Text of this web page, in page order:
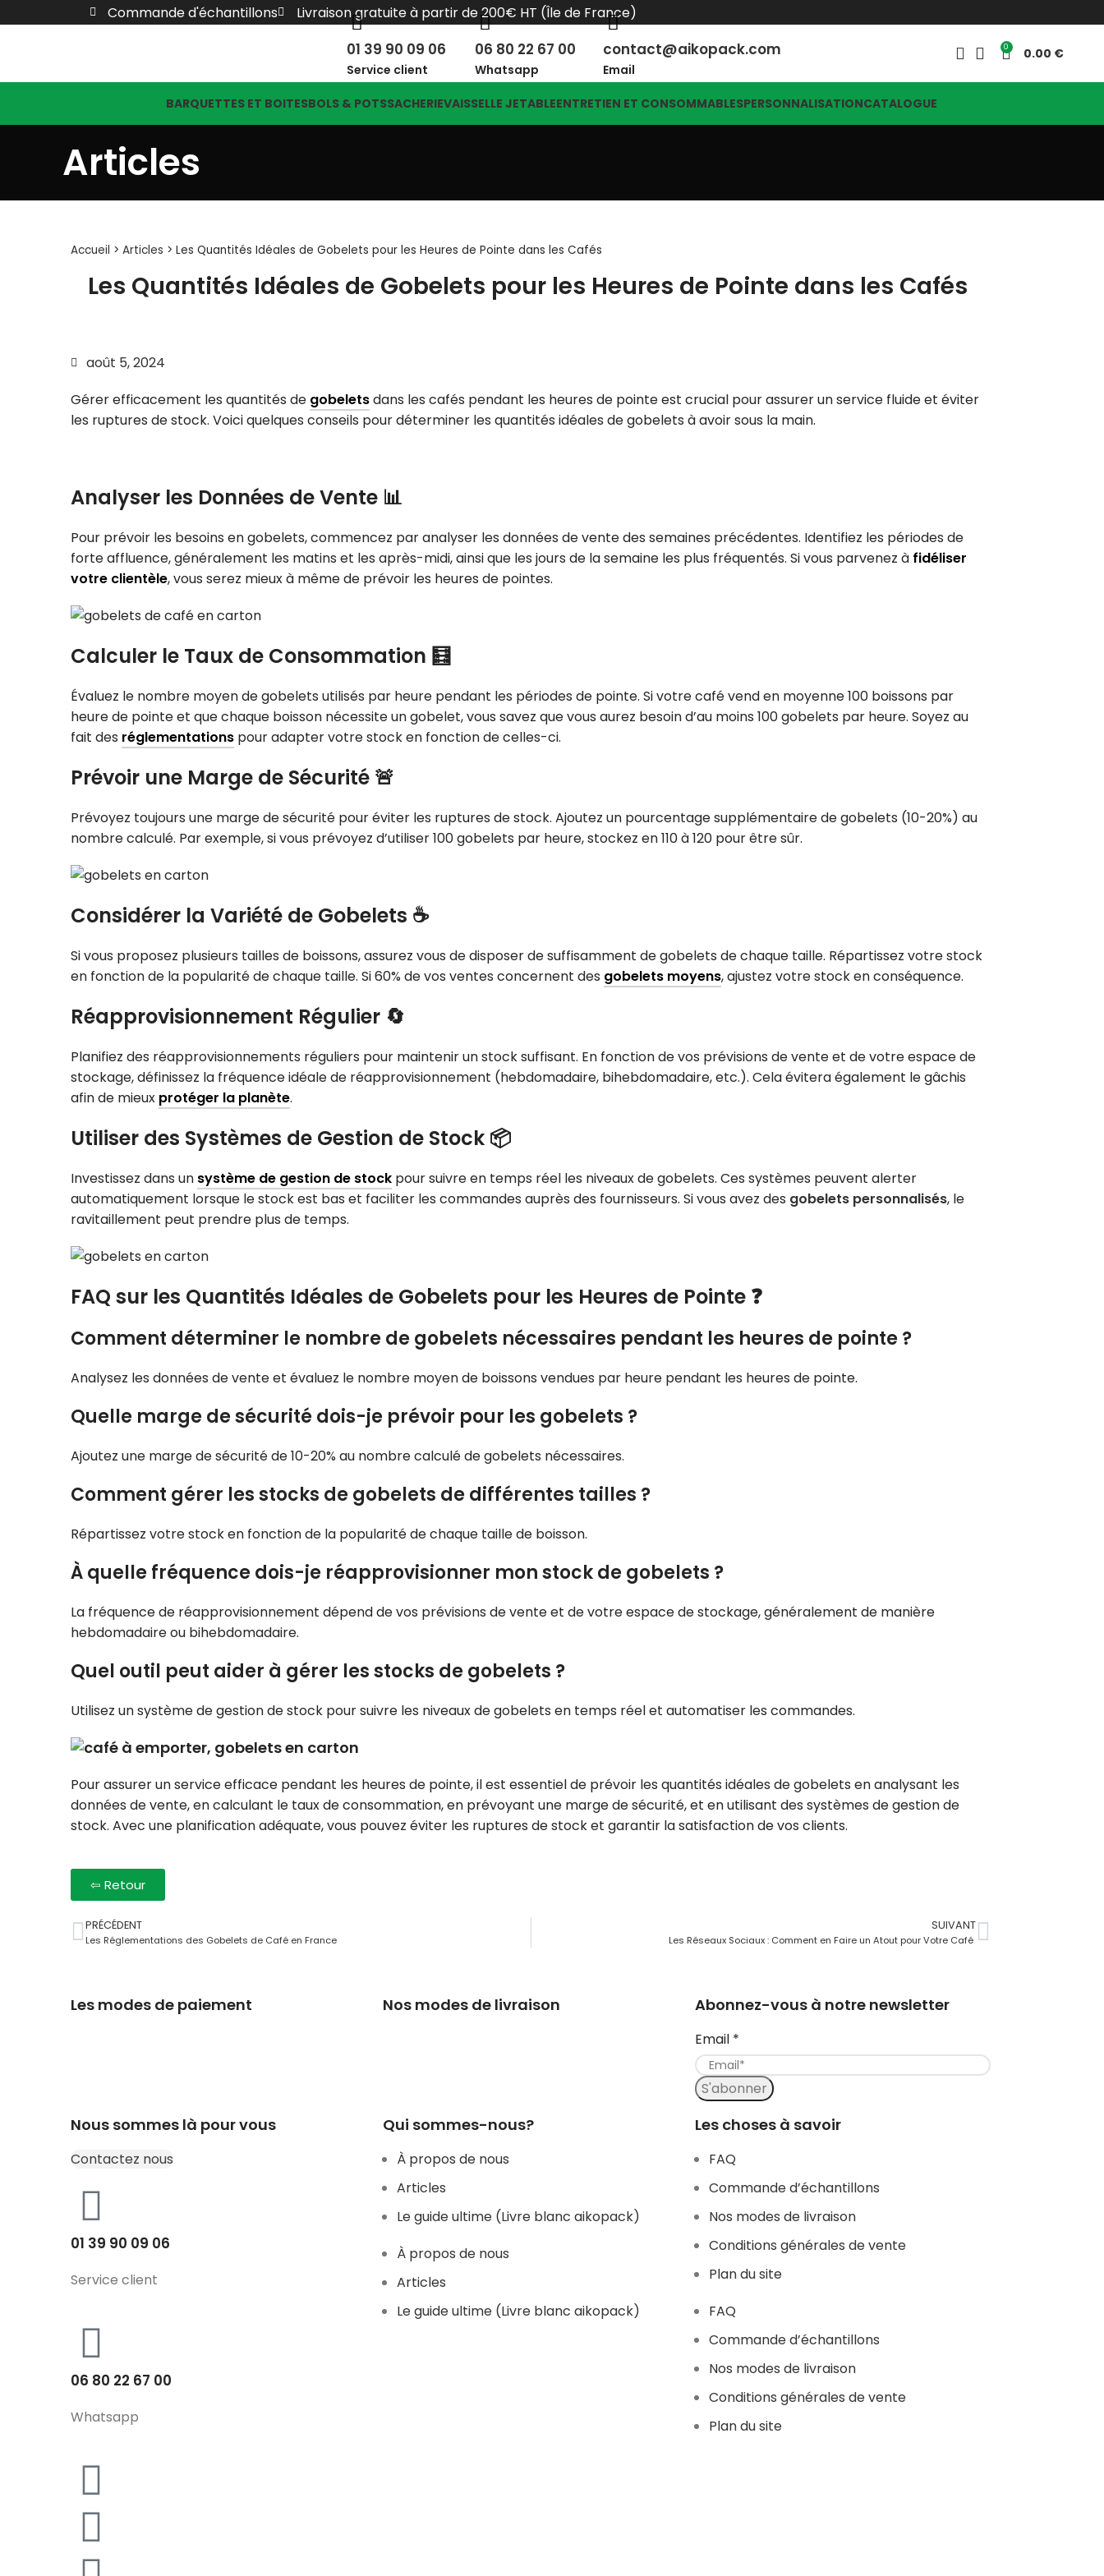
Commande d'échantillons Livraison gratuite à partir de 200€ HT (Île de France)
01 39 90 09 06
Service client
06 80 22 67 00
Whatsapp
contact@aikopack.com
Email
0 0.00
BARQUETTES ET BOITESBOLS & POTSSACHERIEVAISSELLE JETABLEENTRETIEN ET CONSOMMABLESPERSONNALISATIONCATALOGUE
Articles
Accueil > Articles > Les Quantités Idéales de Gobelets pour les Heures de Pointe dans les Cafés
Les Quantités Idéales de Gobelets pour les Heures de Pointe dans les Cafés
août 5, 2024
Gérer efficacement les quantités de gobeletsdans les cafés pendant les heures de pointe est crucial pour assurer un service fluide et éviter
les ruptures de stock. Voici quelques conseils pour déterminer les quantités idéales de gobelets à avoir sous la main.
Analyser les Données de Vente 📊
Pour prévoir les besoins en gobelets, commencez par analyser les données de vente des semaines précédentes. Identifiez les périodes de
forte affluence, généralement les matins et les après-midi, ainsi que les jours de la semaine les plus fréquentés. Si vous parvenez à fidéliser
votre clientèle, vous serez mieux à même de prévoir les heures de pointes.
Calculer le Taux de Consommation 🧮
Évaluez le nombre moyen de gobelets utilisés par heure pendant les périodes de pointe. Si votre café vend en moyenne 100 boissons par
heure de pointe et que chaque boisson nécessite un gobelet, vous savez que vous aurez besoin d’au moins 100 gobelets par heure. Soyez au
fait des réglementations pour adapter votre stock en fonction de celles-ci.
Prévoir une Marge de Sécurité 🚨
Prévoyez toujours une marge de sécurité pour éviter les ruptures de stock. Ajoutez un pourcentage supplémentaire de gobelets (10-20%) au
nombre calculé. Par exemple, si vous prévoyez d’utiliser 100 gobelets par heure, stockez en 110 à 120 pour être sûr.
Considérer la Variété de Gobelets ☕
Si vous proposez plusieurs tailles de boissons, assurez vous de disposer de suffisamment de gobelets de chaque taille. Répartissez votre stock
en fonction de la popularité de chaque taille. Si 60% de vos ventes concernent des gobelets moyens, ajustez votre stock en conséquence.
Réapprovisionnement Régulier 🔄
Planifiez des réapprovisionnements réguliers pour maintenir un stock suffisant. En fonction de vos prévisions de vente et de votre espace de
stockage, définissez la fréquence idéale de réapprovisionnement (hebdomadaire, bihebdomadaire, etc.). Cela évitera également le gâchis
afin de mieux protéger la planète.
Utiliser des Systèmes de Gestion de Stock 📦
Investissez dans un système de gestion de stock pour suivre en temps réel les niveaux de gobelets. Ces systèmes peuvent alerter
automatiquement lorsque le stock est bas et faciliter les commandes auprès des fournisseurs. Si vous avez des gobelets personnalisés, le
ravitaillement peut prendre plus de temps.
FAQ sur les Quantités Idéales de Gobelets pour les Heures de Pointe ❓
Comment déterminer le nombre de gobelets nécessaires pendant les heures de pointe ?
Analysez les données de vente et évaluez le nombre moyen de boissons vendues par heure pendant les heures de pointe.
Quelle marge de sécurité dois-je prévoir pour les gobelets ?
Ajoutez une marge de sécurité de 10-20% au nombre calculé de gobelets nécessaires.
Comment gérer les stocks de gobelets de différentes tailles ?
Répartissez votre stock en fonction de la popularité de chaque taille de boisson.
À quelle fréquence dois-je réapprovisionner mon stock de gobelets ?
La fréquence de réapprovisionnement dépend de vos prévisions de vente et de votre espace de stockage, généralement de manière
hebdomadaire ou bihebdomadaire.
Quel outil peut aider à gérer les stocks de gobelets ?
Utilisez un système de gestion de stock pour suivre les niveaux de gobelets en temps réel et automatiser les commandes.
Pour assurer un service efficace pendant les heures de pointe, il est essentiel de prévoir les quantités idéales de gobelets en analysant les
données de vente, en calculant le taux de consommation, en prévoyant une marge de sécurité, et en utilisant des systèmes de gestion de
stock. Avec une planification adéquate, vous pouvez éviter les ruptures de stock et garantir la satisfaction de vos clients.
⇦ Retour
PRÉCÉDENT
Les Réglementations des Gobelets de Café en France
SUIVANT
Les Réseaux Sociaux : Comment en Faire un Atout pour Votre Café
Les modes de paiement Nos modes de livraison Abonnez-vous à notre newsletter
Email *
S'abonner
Nous sommes là pour vous
Contactez nous
01 39 90 09 06
Service client
06 80 22 67 00
Whatsapp
Qui sommes-nous?
À propos de nous
Articles
Le guide ultime (Livre blanc aikopack)
À propos de nous
Articles
Le guide ultime (Livre blanc aikopack)
Les choses à savoir
FAQ
Commande d’échantillons
Nos modes de livraison
Conditions générales de vente
Plan du site
FAQ
Commande d’échantillons
Nos modes de livraison
Conditions générales de vente
Plan du site